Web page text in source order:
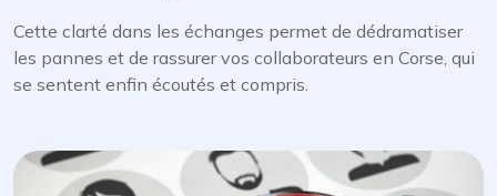
Cette clarté dans les échanges permet de dédramatiser
les pannes et de rassurer vos collaborateurs en Corse, qui
se sentent enfin écoutés et compris.